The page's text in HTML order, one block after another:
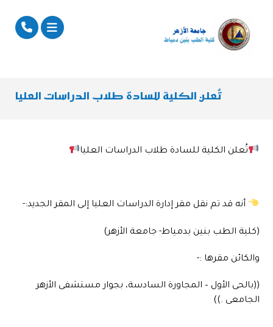
تُعلن الكلية للسادة طلاب الدراسات العليا
تُعلن الكلية للسادة طلاب الدراسات العليا
أنه قد تم نقل مقر إدارة الدراسات العليا إلى المقر الجديد:-
(كلية الطب بنين بدمياط- جامعة الأزهر)
والكائن مقرها :-
((بالحى الأول – المجاورة السادسة، بجوار مستشفى الأزهر
الجامعى .))